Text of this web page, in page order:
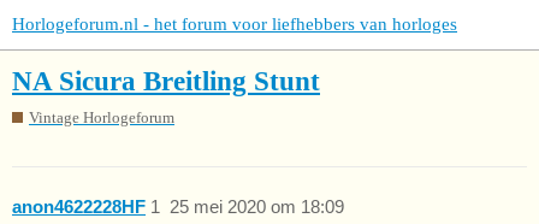
Horlogeforum.nl - het forum voor liefhebbers van horloges
NA Sicura Breitling Stunt
Vintage Horlogeforum
anon4622228HF 25 mei 2020 om 18:09
1